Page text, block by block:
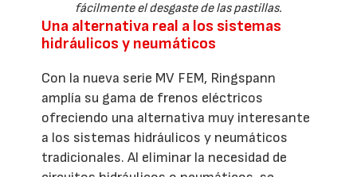
fácilmente el desgaste de las pastillas.
Una alternativa real a los sistemas
hidráulicos y neumáticos
Con la nueva serie MV FEM, Ringspann
amplía su gama de frenos eléctricos
ofreciendo una alternativa muy interesante
a los sistemas hidráulicos y neumáticos
tradicionales. Al eliminar la necesidad de